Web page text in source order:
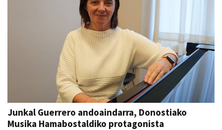
Junkal Guerrero andoaindarra, Donostiako
Musika Hamabostaldiko protagonista